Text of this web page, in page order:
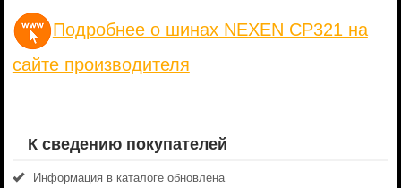
Подробнее о шинах NEXEN CP321 на
сайте производителя
К сведению покупателей
Информация в каталоге обновлена